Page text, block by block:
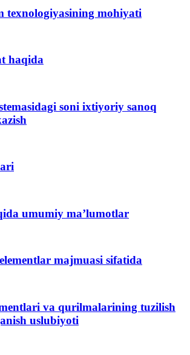
texnologiyasining mohiyati
haqida
soni ixtiyoriy sanoq
umumiy ma’lumotlar
majmuasi sifatida
va qurilmalarining tuzilish
uslubiyoti